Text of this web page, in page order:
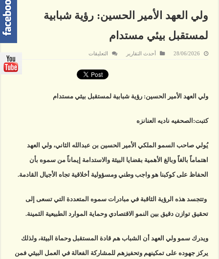
ولي العهد الأمير الحسين: رؤية شبابية
لمستقبل بيئي مستدام
28/06/2026 أحدث التقارير التعليقات
الأمير
الحسين:
لمستقبل
ولي العهد الأمير الحسين: رؤية شبابية لمستقبل بيئي مستدام
كتبت:الصحفيه ناديه العنانزه
يُولي صاحب السمو الملكي الأمير الحسين بن عبدالله الثاني، ولي العهد
اهتماماً بالغاً وبالغ الأهمية بقضايا البيئة والاستدامة إيماناً من سموه بأن
الحفاظ على كوكبنا هو واجب وطني ومسؤولية أخلاقية تجاه الأجيال القادمة.
وتتجسد هذه الرؤية الثاقبة في مبادرات سموه المتعددة التي تسعى إلى
تحقيق توازن دقيق بين النمو الاقتصادي وحماية الموارد الطبيعية الثمينة.
ويدرك سمو ولي العهد أن الشباب هم قادة المستقبل وحماة البيئة، ولذلك
يركز جهوده على تمكينهم وتحفيزهم للمشاركة الفعالة في العمل البيئي فمن